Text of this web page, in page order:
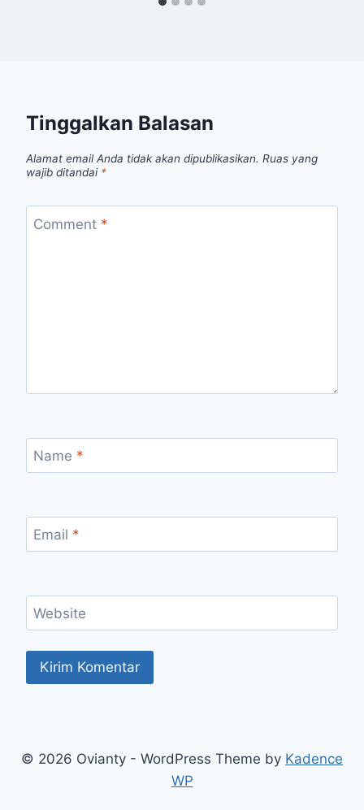
Tinggalkan Balasan
Alamat email Anda tidak akan dipublikasikan. Ruas yang
wajib ditandai *
Comment *
Name *
Email *
Website
© 2026 Ovianty - WordPress Theme by Kadence
WP